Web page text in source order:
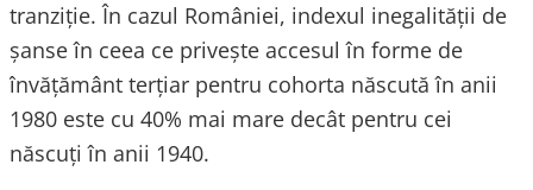
tranziţie. În cazul României, indexul inegalităţii de
şanse în ceea ce priveşte accesul în forme de
învăţământ terţiar pentru cohorta născută în anii
1980 este cu 40% mai mare decât pentru cei
născuţi în anii 1940.